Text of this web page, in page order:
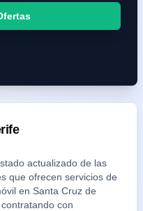
actualizado de las
que ofrecen servicios de
en Santa Cruz de
contratando con